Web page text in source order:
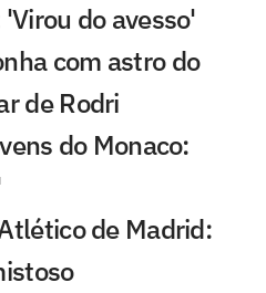
do avesso'
com astro do
de Rodri
do Monaco:
de Madrid: